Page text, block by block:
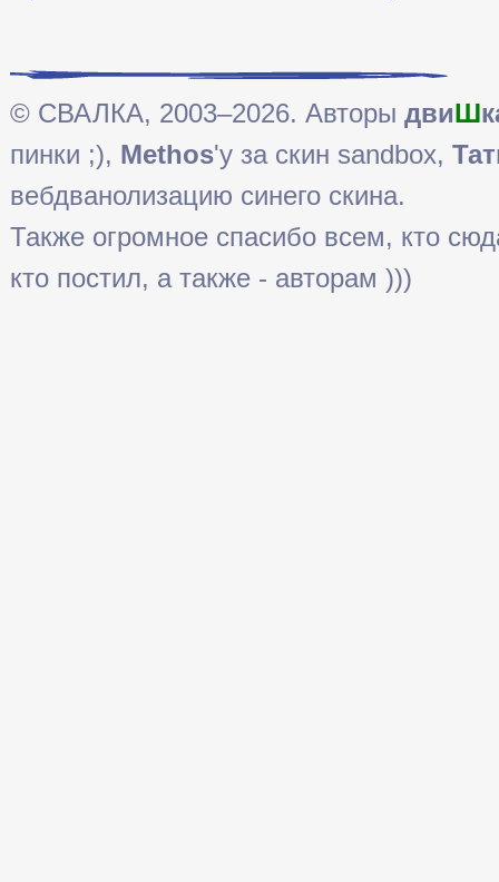
© СВАЛКА, 2003–2026. Авторы двиШ
пинки ;), Methos'у за скин sandbox,
вебдванолизацию синего скина.
Также огромное спасибо всем, кто
кто постил, а также - авторам )))